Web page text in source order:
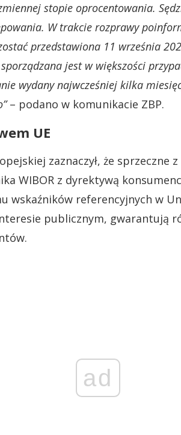
stopie oprocentowania.
W trakcie rozprawy
przedstawiona 11 września
jest w większości
wydany najwcześniej kilka
– podano w komunikacie ZBP.
UE
zaznaczył, że sprzeczne
WIBOR z dyrektywą
wskaźników referencyjnych w
publicznym, gwarantują
ad